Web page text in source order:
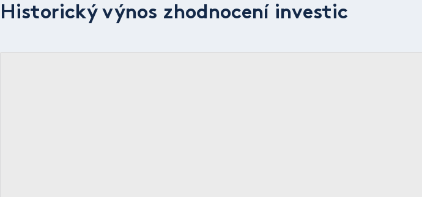
Historický výnos zhodnocení investic